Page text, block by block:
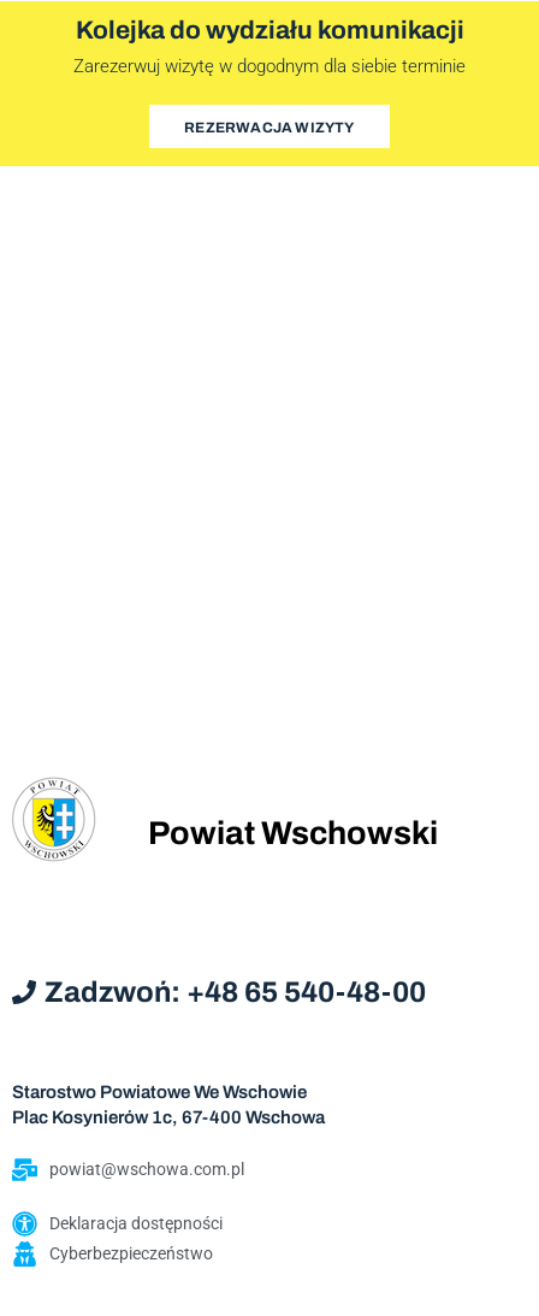
Kolejka do wydziału komunikacji
Zarezerwuj wizytę w dogodnym dla siebie terminie
REZERWACJA WIZYTY
Powiat Wschowski
Zadzwoń: +48 65 540-48-00
Starostwo Powiatowe We Wschowie
Plac Kosynierów 1c, 67-400 Wschowa
powiat@wschowa.com.pl
Deklaracja dostępności
Cyberbezpieczeństwo